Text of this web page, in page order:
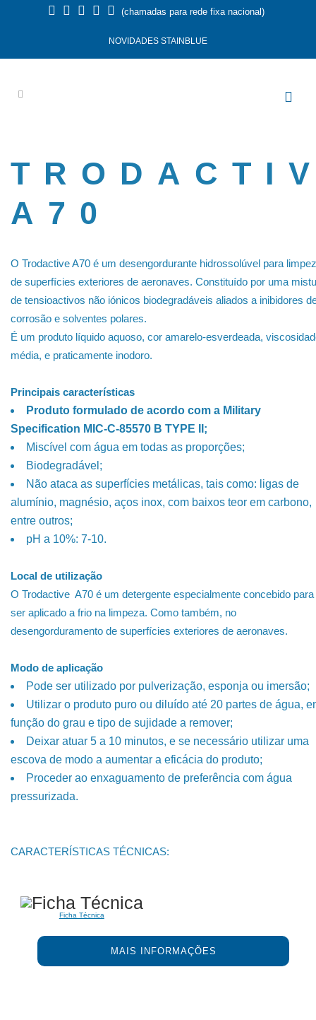
(chamadas para rede fixa nacional)
NOVIDADES STAINBLUE
A70
O Trodactive A70 é um desengordurante hidrossolúvel para
de superfícies exteriores de aeronaves. Constituído por uma
de tensioactivos não iónicos biodegradáveis aliados a inibidores
corrosão e solventes polares.
É um produto líquido aquoso, cor amarelo-esverdeada,
média, e praticamente inodoro.
Principais características
Produto formulado de acordo com a Military
Specification MIC-C-85570 B TYPE II;
Miscível com água em todas as proporções;
Biodegradável;
Não ataca as superfícies metálicas, tais como: ligas de
alumínio, magnésio, aços inox, com baixos teor em carbono,
entre outros;
pH a 10%: 7-10.
Local de utilização
O Trodactive A70 é um detergente especialmente concebido para
ser aplicado a frio na limpeza. Como também, no
desengorduramento de superfícies exteriores de aeronaves.
Modo de aplicação
Pode ser utilizado por pulverização, esponja ou imersão;
Utilizar o produto puro ou diluído até 20 partes de água,
função do grau e tipo de sujidade a remover;
Deixar atuar 5 a 10 minutos, e se necessário utilizar uma
escova de modo a aumentar a eficácia do produto;
Proceder ao enxaguamento de preferência com água
pressurizada.
CARACTERÍSTICAS TÉCNICAS:
Ficha Técnica
MAIS INFORMAÇÕES